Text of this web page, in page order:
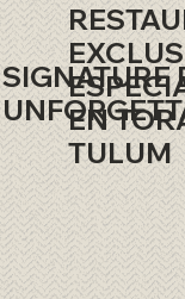
SIGNATURE
EN
TULUM